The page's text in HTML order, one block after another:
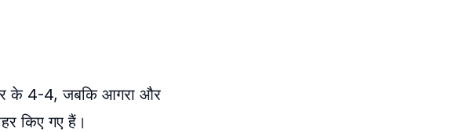
के 4-4, जबकि आगरा और
किए गए हैं।